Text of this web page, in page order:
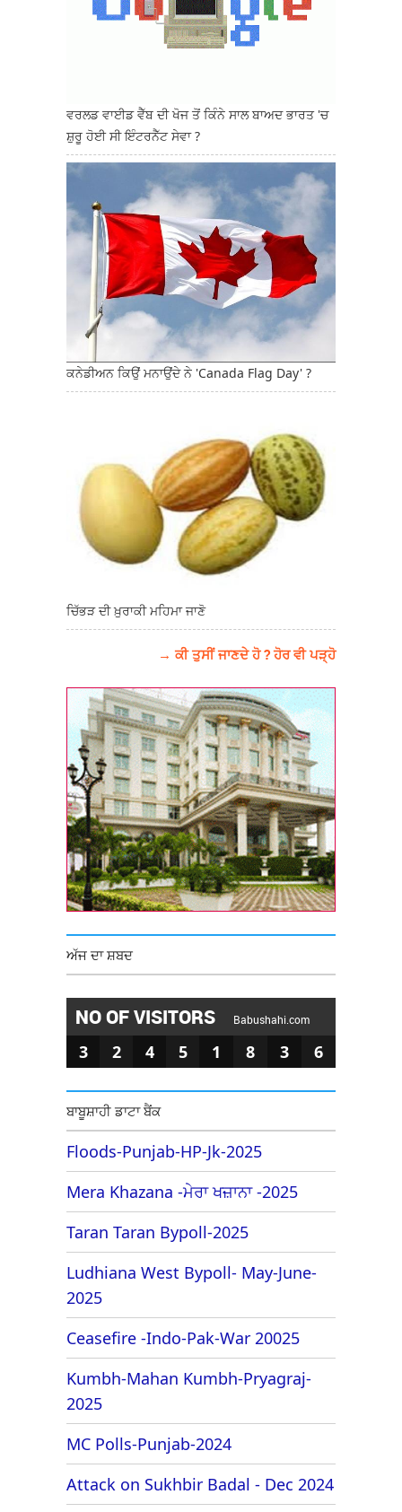
ਵਰਲਡ ਵਾਈਡ ਵੈੱਬ ਦੀ ਖੋਜ ਤੋਂ ਕਿੰਨੇ ਸਾਲ ਬਾਅਦ ਭਾਰਤ 'ਚ
ਸ਼ੁਰੂ ਹੋਈ ਸੀ ਇੰਟਰਨੈੱਟ ਸੇਵਾ ?
ਕਨੇਡੀਅਨ ਕਿਉਂ ਮਨਾਉਂਦੇ ਨੇ 'Canada Flag Day' ?
ਚਿੱਭੜ ਦੀ ਖ਼ੁਰਾਕੀ ਮਹਿਮਾ ਜਾਣੋ
→ ਕੀ ਤੁਸੀਂ ਜਾਣਦੇ ਹੋ ? ਹੋਰ ਵੀ ਪੜ੍ਹੋ
ਅੱਜ ਦਾ ਸ਼ਬਦ
NO OF VISITORS Babushahi.com
3 2 4 5 1 8 3 6
ਬਾਬੂਸ਼ਾਹੀ ਡਾਟਾ ਬੈਂਕ
Floods-Punjab-HP-Jk-2025
Mera Khazana -ਮੇਰਾ ਖਜ਼ਾਨਾ -2025
Taran Taran Bypoll-2025
Ludhiana West Bypoll- May-June-
2025
Ceasefire -Indo-Pak-War 20025
Kumbh-Mahan Kumbh-Pryagraj-
2025
MC Polls-Punjab-2024
Attack on Sukhbir Badal - Dec 2024